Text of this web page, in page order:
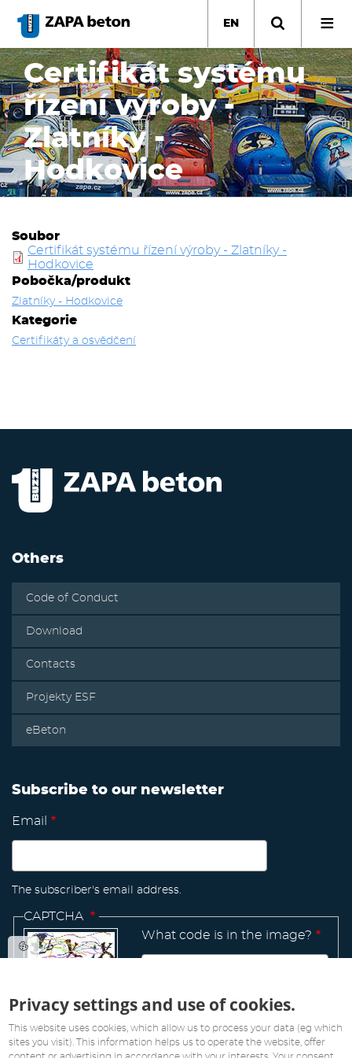
main
content
EN
Certifikát systému
řízení výroby -
Zlatníky -
Hodkovice
Soubor
Certifikát systému řízení výroby - Zlatníky -
Hodkovice
Pobočka/produkt
Zlatníky - Hodkovice
Kategorie
Certifikáty a osvědčení
Others
Code of Conduct
Download
Contacts
Projekty ESF
eBeton
Subscribe to our newsletter
Email
The subscriber's email address.
CAPTCHA
What code is in the image?
Manage
existing
Privacy settings and use of cookies.
This website uses cookies, which allow us to process your data (eg which
sites you visit). This information helps us to operate the website, offer